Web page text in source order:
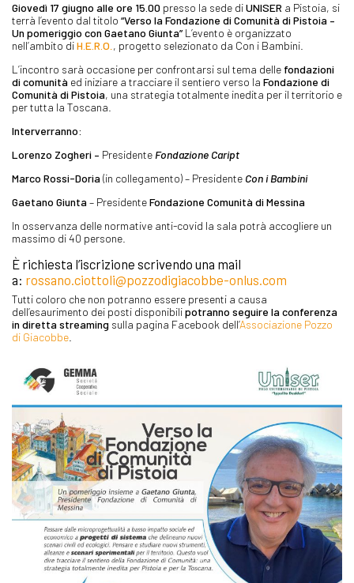
Giovedì 17 giugno alle ore 15.00 presso la sede diUNISER a Pistoia, si
terrà l’evento dal titolo “Verso la Fondazione di Comunità di Pistoia –
Un pomeriggio con Gaetano Giunta” L’evento è organizzato
nell’ambito diH.E.R.O , progetto selezionato da Con i Bambini.
L’incontro sarà occasione per confrontarsi sul tema delle fondazioni
di comunità ed iniziare a tracciare il sentiero verso la Fondazione di
Comunità di Pistoia, una strategia totalmente inedita per il territorio e
per tutta la Toscana.
Interverranno:
Lorenzo Zogheri – Presidente Fondazione Caript
Marco Rossi-Doria (in collegamento) – Presidente Con i Bambini
Gaetano Giunta – PresidenteFondazione Comunità di Messina
In osservanza delle normative anti-covid la sala potrà accogliere un
massimo di 40 persone.
È richiesta l’iscrizione scrivendo una mail
a: rossano.ciottoli@pozzodigiacobbe-onlus.com
Tutti coloro che non potranno essere presenti a causa
dell’esaurimento dei posti disponibilipotranno seguire la conferenza
in diretta streaming sulla pagina Facebook dell’Associazione Pozzo
di Giacobbe